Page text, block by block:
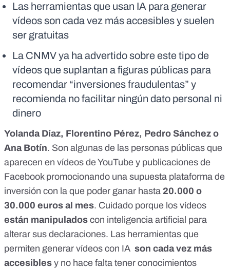
Las herramientas que usan IA para generar
vídeos son cada vez más accesibles y suelen
ser gratuitas
La CNMV ya ha advertido sobre este tipo de
vídeos que suplantan a figuras públicas para
recomendar “inversiones fraudulentas” y
recomienda no facilitar ningún dato personal ni
dinero
Yolanda Díaz, Florentino Pérez, Pedro Sánchez o
Ana Botín. Son algunas de las personas públicas que
aparecen en vídeos de YouTube y publicaciones de
Facebook promocionando una supuesta plataforma de
inversión con la que poder ganar hasta 20.000 o
30.000 euros al mes. Cuidado porque los vídeos
están manipulados con inteligencia artificial para
alterar sus declaraciones. Las herramientas que
permiten generar vídeos con IA son cada vez más
accesibles y no hace falta tener conocimientos